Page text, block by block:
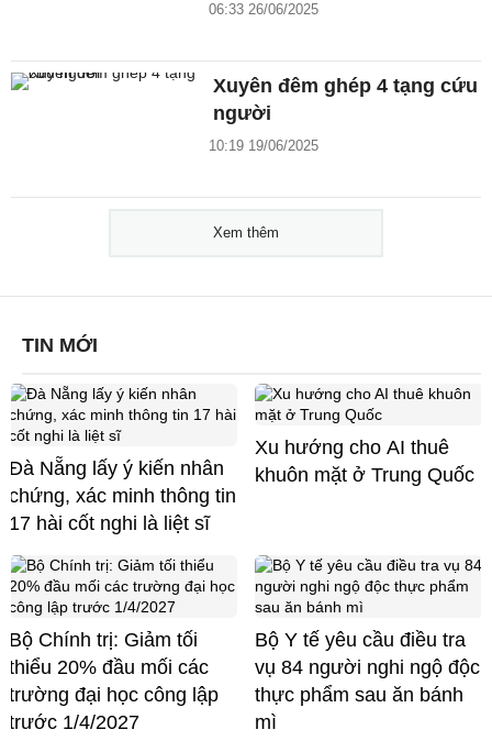
06:33 26/06/2025
Xuyên đêm ghép 4 tạng cứu
người
10:19 19/06/2025
Xem thêm
TIN MỚI
Đà Nẵng lấy ý kiến nhân
chứng, xác minh thông tin
17 hài cốt nghi là liệt sĩ
Xu hướng cho AI thuê
khuôn mặt ở Trung Quốc
Bộ Chính trị: Giảm tối
thiểu 20% đầu mối các
trường đại học công lập
trước 1/4/2027
Bộ Y tế yêu cầu điều tra
vụ 84 người nghi ngộ độc
thực phẩm sau ăn bánh
mì